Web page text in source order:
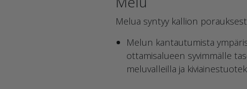
Melua syntyy kallion
Melun kantautumista
ottamisalueen syvimmälle
meluvalleilla ja